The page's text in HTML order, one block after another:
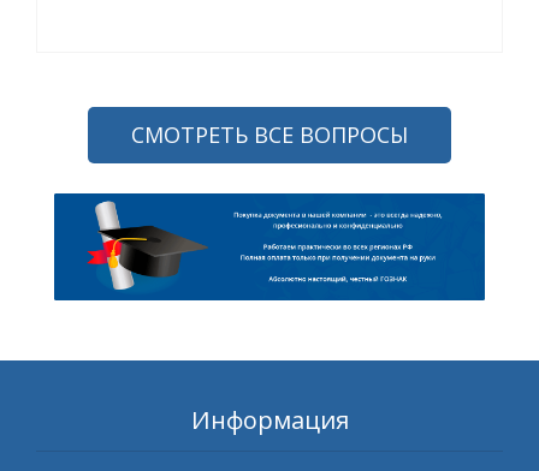
СМОТРЕТЬ ВСЕ ВОПРОСЫ
Информация